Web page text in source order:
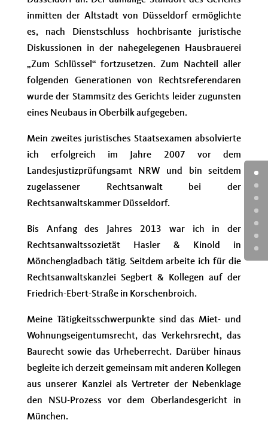
inmitten der Altstadt von Düsseldorf ermöglichte
es, nach Dienstschluss hochbrisante juristische
Diskussionen in der nahegelegenen Hausbrauerei
„Zum Schlüssel“ fortzusetzen. Zum Nachteil aller
folgenden Generationen von Rechtsreferendaren
wurde der Stammsitz des Gerichts leider zugunsten
eines Neubaus in Oberbilk aufgegeben.
Mein zweites juristisches Staatsexamen absolvierte
ich erfolgreich im Jahre 2007 vor dem
Landesjustizprüfungsamt NRW und bin seitdem
zugelassener Rechtsanwalt bei der
Rechtsanwaltskammer Düsseldorf.
Bis Anfang des Jahres 2013 war ich in der
Rechtsanwaltssozietät Hasler & Kinold in
Mönchengladbach tätig. Seitdem arbeite ich für die
Rechtsanwaltskanzlei Segbert & Kollegen auf der
Friedrich-Ebert-Straße in Korschenbroich.
Meine Tätigkeitsschwerpunkte sind das Miet- und
Wohnungseigentumsrecht, das Verkehrsrecht, das
Baurecht sowie das Urheberrecht. Darüber hinaus
begleite ich derzeit gemeinsam mit anderen Kollegen
aus unserer Kanzlei als Vertreter der Nebenklage
den NSU-Prozess vor dem Oberlandesgericht in
München.